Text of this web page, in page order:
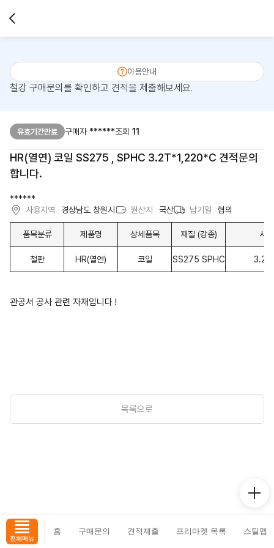
이용안내
철강 구매문의를 확인하고 견적을 제출해보세요.
유효기간만료 구매자 ******조회 11
HR(열연) 코일 SS275 , SPHC 3.2T*1,220*C 견적문의
합니다.
******
사용지역
경상남도 창원시 원산지 국산 납기일 협의
품목분류 제품명 상세품목 재질 (강종) 사
철판 HR(열연) 코일 SS275 SPHC
관공서 공사 관련 자재입니다 !
목록으로
전체메뉴
홈 구매문의 견적제출 프리마켓 목록 스틸맵